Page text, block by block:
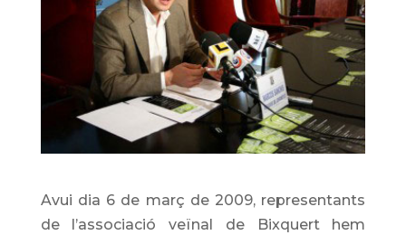
Avui dia 6 de març de 2009, representants
de l’associació veïnal de Bixquert hem